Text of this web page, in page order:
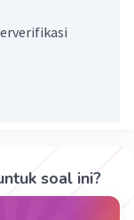
soal ini?